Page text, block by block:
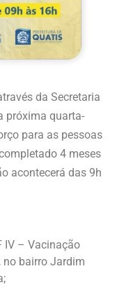
da Secretaria
próxima quarta-
para as pessoas
4 meses
acontecerá das 9h
IV – Vacinação
no bairro Jardim